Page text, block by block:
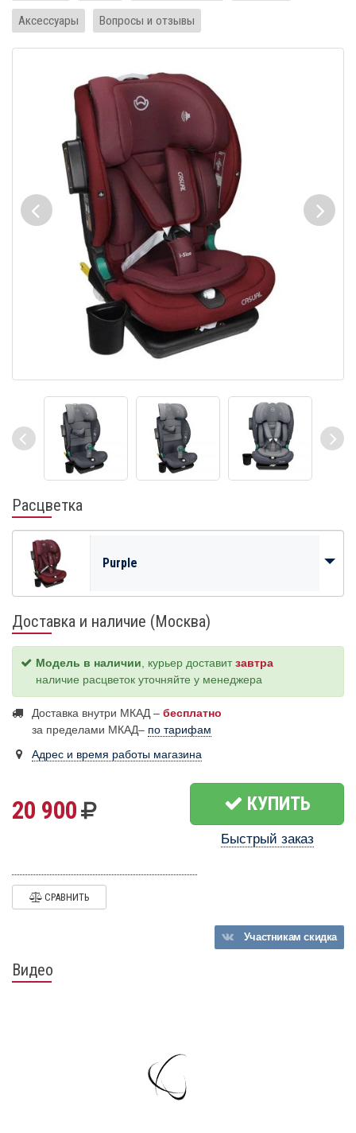
Аксессуары Вопросы и отзывы
Расцветка
Purple
Доставка и наличие (Москва)
Модель в наличии, курьер доставитзавтра
наличие расцветок уточняйте у менеджера
Доставка внутри МКАД – бесплатно
за пределами МКАД– по тарифам
Адрес и время работы магазина
20 900 КУПИТЬ
Быстрый заказ
СРАВНИТЬ
Участникамскидка
Видео